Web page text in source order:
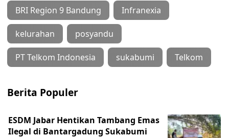
BRI Region 9 Bandung Infranexia
kelurahan posyandu
PT Telkom Indonesia sukabumi Telkom
Berita Populer
ESDM Jabar Hentikan Tambang Emas
Ilegal di Bantargadung Sukabumi